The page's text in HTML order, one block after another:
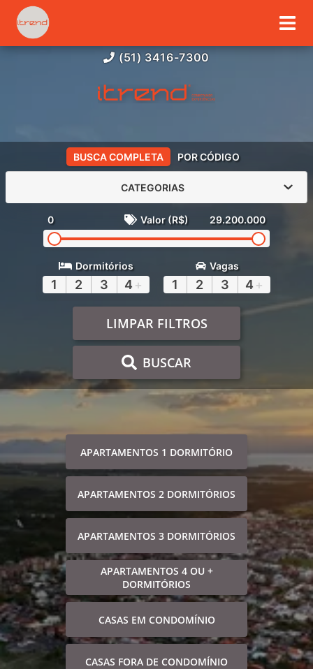
(51) 3416-7300
BUSCA COMPLETA POR CÓDIGO
CATEGORIAS
0 Valor (R$) 29.200.000
Dormitórios
1 2 3 4 +
Vagas
1 2 3 4 +
LIMPAR FILTROS
BUSCAR
APARTAMENTOS 1 DORMITÓRIO
APARTAMENTOS 2 DORMITÓRIOS
APARTAMENTOS 3 DORMITÓRIOS
APARTAMENTOS 4 OU +
DORMITÓRIOS
CASAS EM CONDOMÍNIO
CASAS FORA DE CONDOMÍNIO